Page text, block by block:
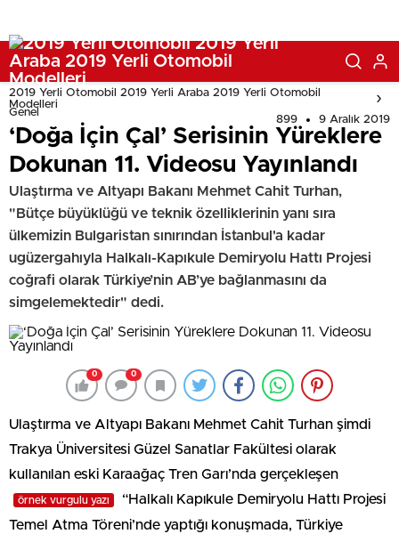
2019 Yerli Otomobil 2019 Yerli Araba 2019 Yerli Otomobil
Modelleri
Genel
899 9 Aralık 2019
‘Doğa İçin Çal’ Serisinin Yüreklere
Dokunan 11. Videosu Yayınlandı
Ulaştırma ve Altyapı Bakanı Mehmet Cahit Turhan,
"Bütçe büyüklüğü ve teknik özelliklerinin yanı sıra
ülkemizin Bulgaristan sınırından İstanbul'a kadar
ugüzergahıyla Halkalı-Kapıkule Demiryolu Hattı Projesi
coğrafi olarak Türkiye’nin AB’ye bağlanmasını da
simgelemektedir" dedi.
0 0
Ulaştırma ve Altyapı Bakanı Mehmet Cahit Turhan şimdi
Trakya Üniversitesi Güzel Sanatlar Fakültesi olarak
kullanılan eski Karaağaç Tren Garı’nda gerçekleşen
örnek vurgulu yazı
“Halkalı Kapıkule Demiryolu Hattı Projesi
Temel Atma Töreni’nde yaptığı konuşmada, Türkiye